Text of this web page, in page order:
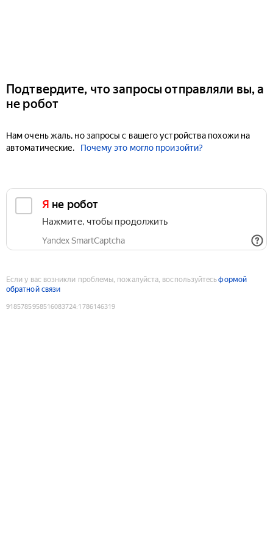
Подтвердите, что запросы отправляли вы, а
не робот
Нам очень жаль, но запросы с вашего устройства похожи на
автоматические.
Почему это могло произойти?
Я не робот
Нажмите, чтобы продолжить
Yandex SmartCaptcha
Если у вас возникли проблемы, пожалуйста, воспользуйтесьформой
обратной связи
9185785958516083724:1786146319